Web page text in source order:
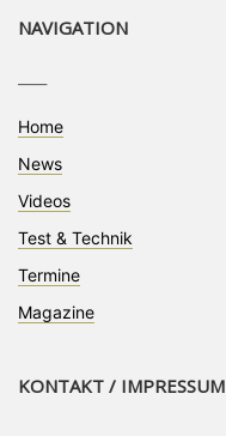
NAVIGATION
Home
News
Videos
Test & Technik
Termine
Magazine
KONTAKT / IMPRESSUM